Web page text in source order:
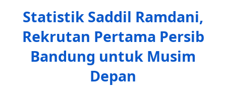
Statistik Saddil Ramdani,
Rekrutan Pertama Persib
Bandung untuk Musim
Depan